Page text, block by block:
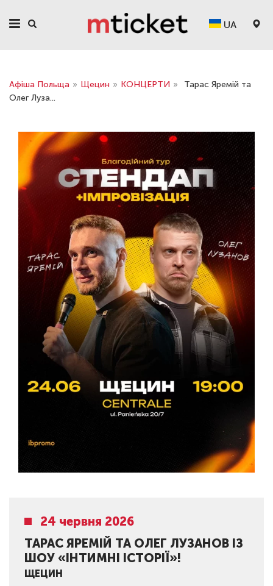
UA
Афіша Польща » Щецин » КОНЦЕРТИ »
Тарас Яремій та
Олег Луза...
24 червня 2026
ТАРАС ЯРЕМІЙ ТА ОЛЕГ ЛУЗАНОВ ІЗ
ШОУ «ІНТИМНІ ІСТОРІЇ»!
ЩЕЦИН